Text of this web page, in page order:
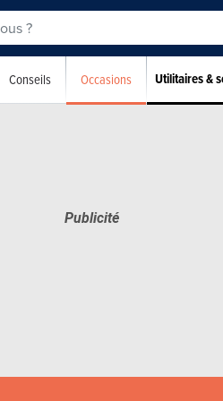
Conseils Occasions Utilitaires &